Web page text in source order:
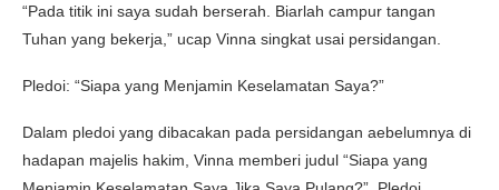
“Pada titik ini saya sudah berserah. Biarlah campur tangan
Tuhan yang bekerja,” ucap Vinna singkat usai persidangan.
Pledoi: “Siapa yang Menjamin Keselamatan Saya?”
Dalam pledoi yang dibacakan pada persidangan aebelumnya di
hadapan majelis hakim, Vinna memberi judul “Siapa yang